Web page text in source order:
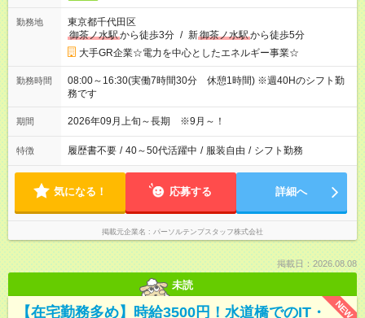
勤務地
東京都千代田区
御茶ノ水駅から徒歩3分 / 新御茶ノ水駅から徒歩5分
大手GR企業☆電力を中心としたエネルギー事業☆
勤務時間
08:00～16:30(実働7時間30分 休憩1時間) ※週40Hのシフト勤
務です
期間 2026年09月上旬～長期 ※9月～！
特徴 履歴書不要 / 40～50代活躍中 / 服装自由 / シフト勤務
気になる！ 応募する 詳細へ
掲載元企業名 パーソルテンプスタッフ株式会社
掲載日：2026.08.08
未読
NEW
【在宅勤務多め】時給3500円！水道橋でのIT・